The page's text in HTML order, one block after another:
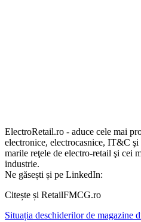
ElectroRetail.ro - aduce cele mai
electronice, electrocasnice, IT&C
marile reţele de electro-retail şi cei
industrie.
Ne găsești și pe LinkedIn:
Citește și RetailFMCG.ro
Situația deschiderilor de magazine